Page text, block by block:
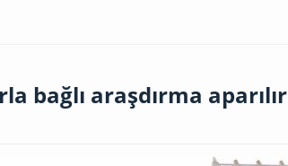
bağlı araşdırma aparılır